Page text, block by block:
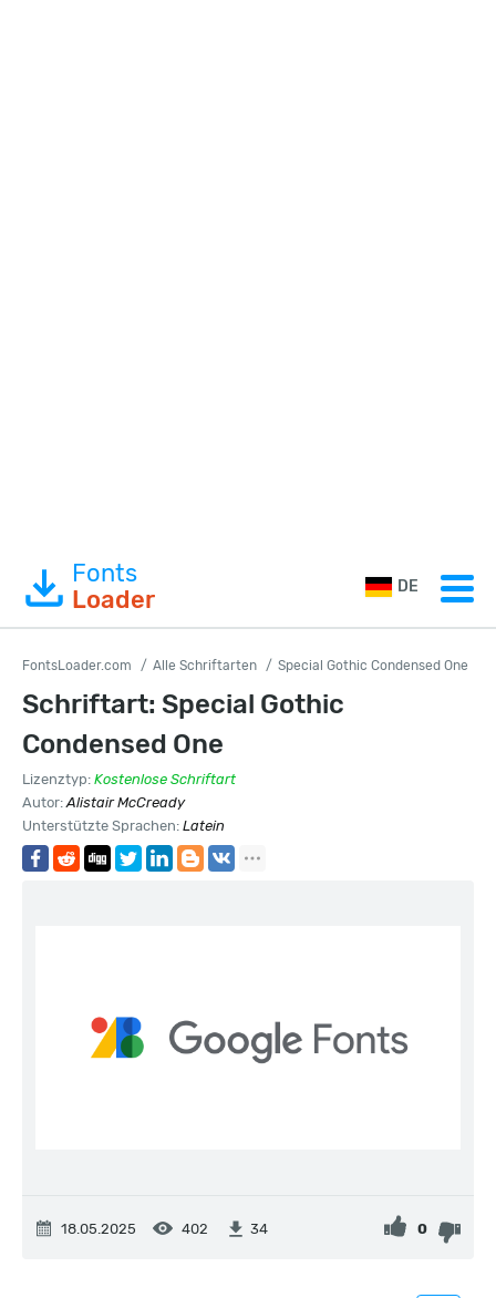
Fonts
Loader
DE
FontsLoader.com Alle Schriftarten Special Gothic Condensed One
Schriftart: Special Gothic
Condensed One
Lizenztyp: Kostenlose Schriftart
Autor:Alistair McCready
Unterstützte Sprachen: Latein
18.05.2025 402 34 0